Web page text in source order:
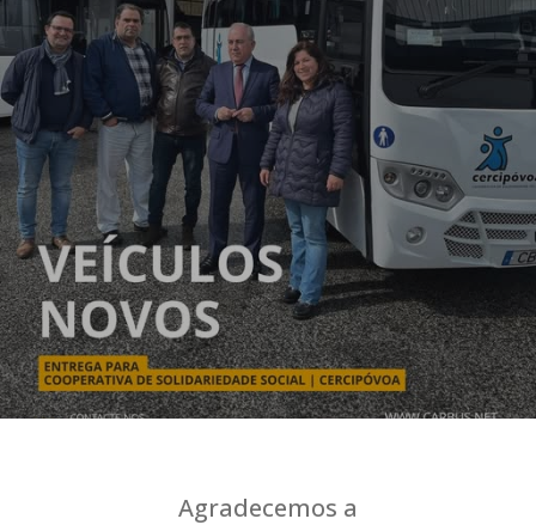
Agradecemos a